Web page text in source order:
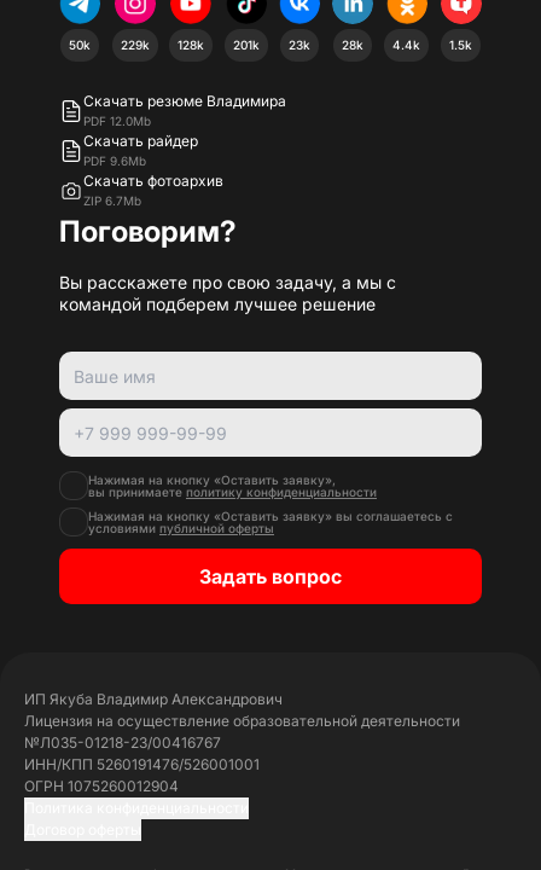
50k 229k 128k 201k 23k 28k 4.4k 1.5k
Скачать резюме Владимира
PDF 12.0Mb
Скачать райдер
PDF 9.6Mb
Скачать фотоархив
ZIP 6.7Mb
Поговорим?
Вы расскажете про свою задачу, а мы с
командой подберем лучшее решение
Нажимая на кнопку «Оставить заявку»,
вы принимаете политику конфиденциальности
Нажимая на кнопку «Оставить заявку» вы соглашаетесь с
условиями публичной оферты
Задать вопрос
ИП Якуба Владимир Александрович
Лицензия на осуществление образовательной деятельности
№Л035-01218-23/00416767
ИНН/КПП 5260191476/526001001
ОГРН 1075260012904